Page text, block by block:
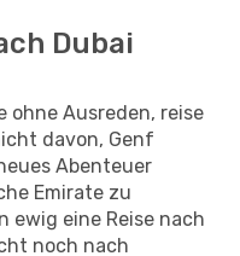
Dubai
ohne Ausreden, reise
davon, Genf
Abenteuer
Emirate zu
ewig eine Reise nach
noch nach